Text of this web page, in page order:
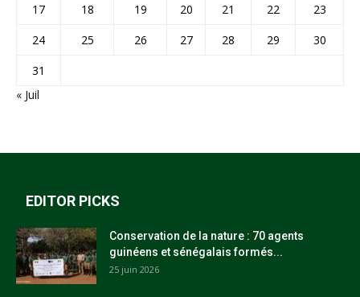
17
18 19 20 21 22
23
24
25 26 27 28 29
30
31
« Juil
EDITOR PICKS
Conservation de la nature : 70 agents
guinéens et sénégalais formés...
25 juin 2026